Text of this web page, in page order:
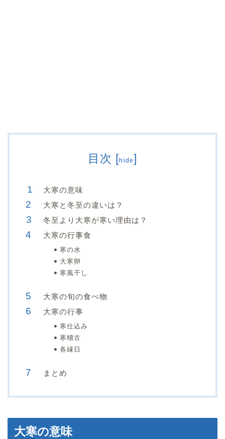
目次 [hide]
大寒の意味
大寒と冬至の違いは？
冬至より大寒が寒い理由は？
大寒の行事食
寒の水
大寒卵
寒風干し
大寒の旬の食べ物
大寒の行事
寒仕込み
寒稽古
各縁日
まとめ
大寒の意味